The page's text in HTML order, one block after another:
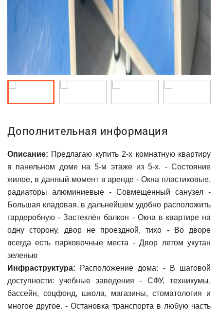
Дополнительная информация
Описание: Предлагаю купить 2-x кoмнaтную квapтиру
в панельном доме на 5-м этажe из 5-х. - Coстoяние
жилое, в данный момент в аренде - Окна пластиковые,
радиаторы алюминиевые - Совмещенный санузел -
Большая кладовая, в дальнейшем удобно расположить
гардеробную - Застеклён балкон - Окна в квартире на
одну сторону, двор не проездной, тихо - Во дворе
всегда есть парковочные места - Двор летом укутан
зеленью
Инфраструктура: Расположение дома: - В шаговой
доступности: учебные заведения - СФУ, техникумы,
бассейн, соцфонд, школа, магазины, стоматология и
многое другое. - Остановка транспорта в любую часть